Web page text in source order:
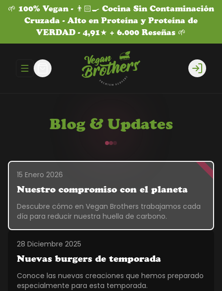
🌱 100% Vegan - 👨🏻‍🍳 Cocina Sin Contaminación
Cruzada - Alto en Proteína y Proteína de
VERDAD - 4,91★ + 6.000 Reseñas 🌱
Abrir menu de navegación Login
Blog & Updates
15 Enero 2026
Nuestro compromiso con el planeta
Descubre cómo en Vegan Brothers trabajamos cada
día para reducir nuestra huella de carbono.
28 Diciembre 2025
Nuevas burgers de temporada
Conoce las nuevas creaciones que hemos preparado
especialmente para esta temporada.